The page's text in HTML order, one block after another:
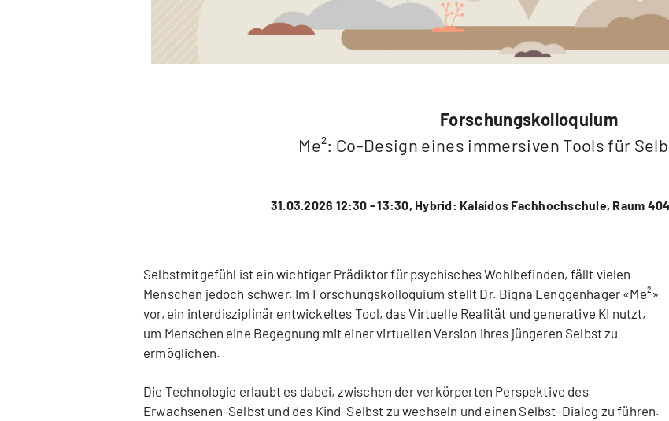
Forschungskolloquium
Me²: Co-Design eines immersiven Tools für
31.03.2026 12:30 - 13:30, Hybrid: Kalaidos Fachhochschule, Raum
Selbstmitgefühl ist ein wichtiger Prädiktor für psychisches Wohlbefinden, fällt vielen
Menschen jedoch schwer. Im Forschungskolloquium stellt Dr. Bigna Lenggenhager «Me²»
vor, ein interdisziplinär entwickeltes Tool, das Virtuelle Realität und generative KI nutzt,
um Menschen eine Begegnung mit einer virtuellen Version ihres jüngeren Selbst zu
ermöglichen.
Die Technologie erlaubt es dabei, zwischen der verkörperten Perspektive des
Erwachsenen-Selbst und des Kind-Selbst zu wechseln und einen Selbst-Dialog zu führen.